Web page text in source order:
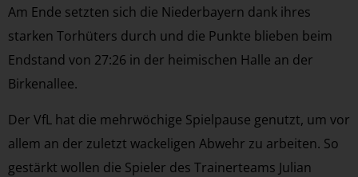
Am Ende setzten sich die Niederbayern dank ihres
starken Torhüters durch und die Punkte blieben beim
Endstand von 27:26 in der heimischen Halle an der
Birkenallee.
Der VfL hat die mehrwöchige Spielpause genutzt, um vor
allem an der zuletzt wackeligen Abwehr zu arbeiten. So
gestärkt wollen die Spieler des Trainerteams Julian